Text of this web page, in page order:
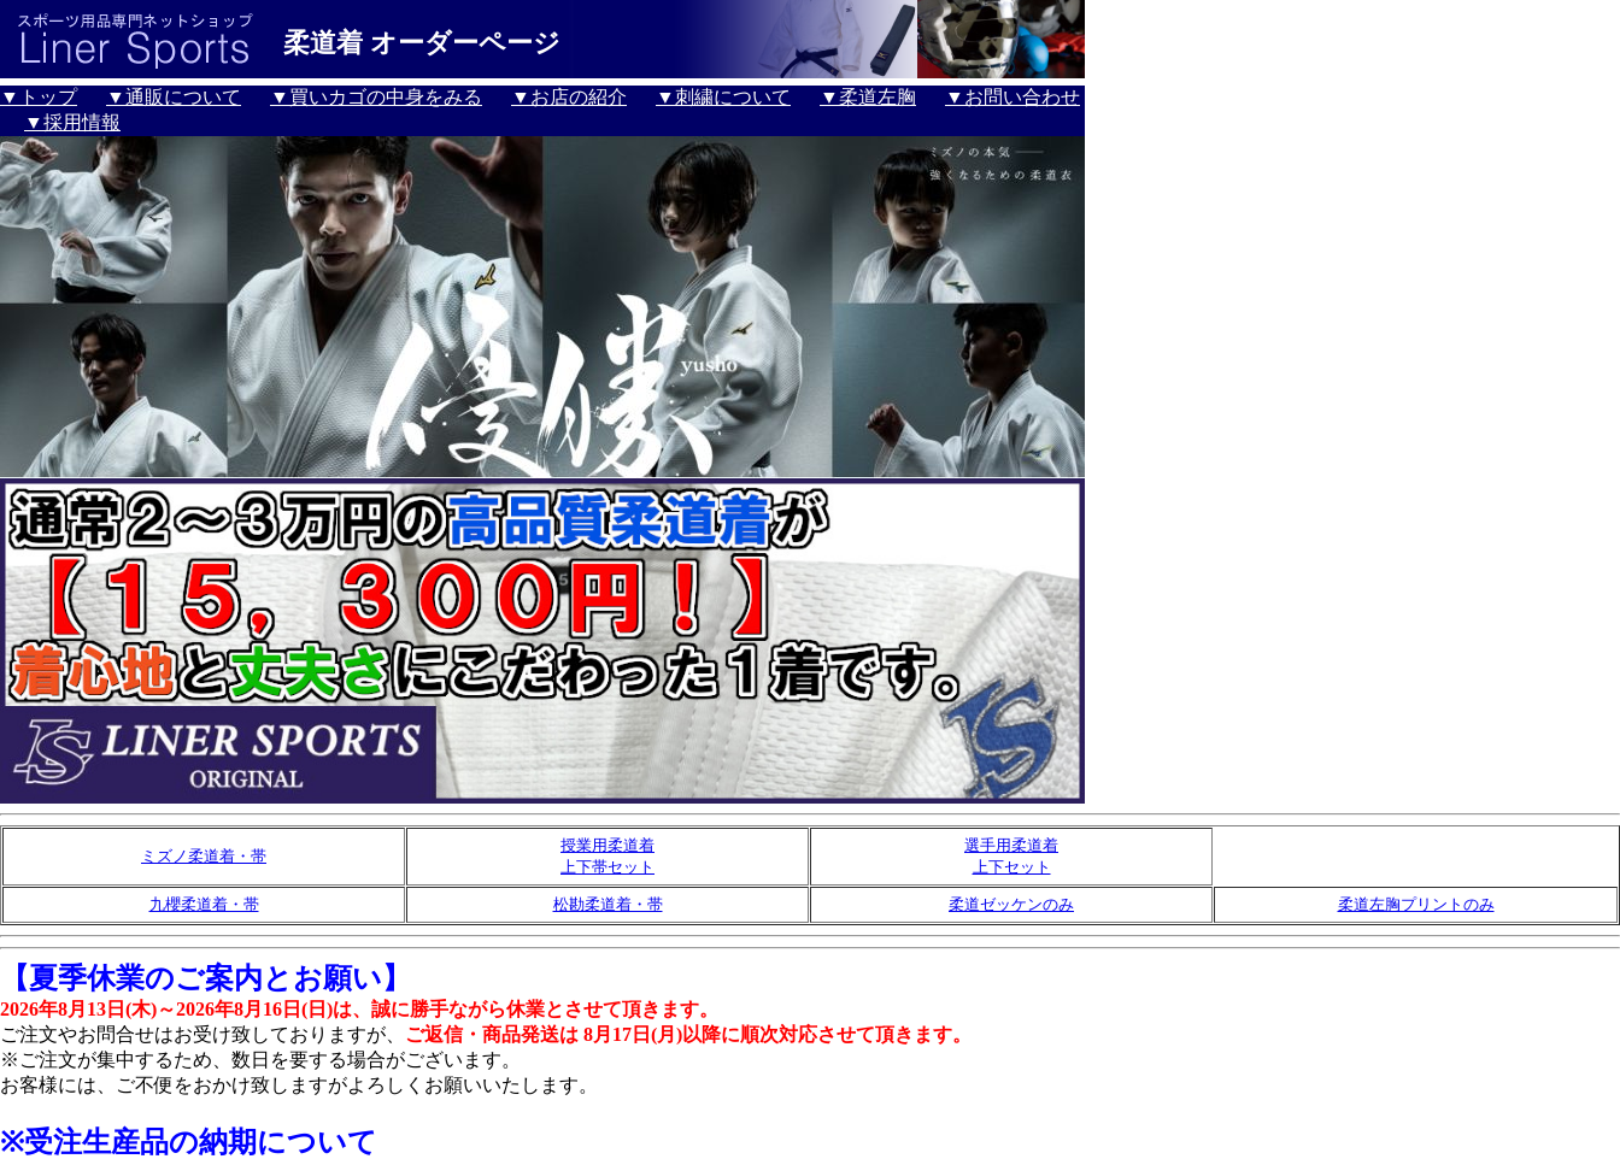
柔道着 オーダーページ
▼トップ ▼通販について ▼買いカゴの中身をみる ▼お店の紹介 ▼刺繍について ▼柔道左胸
▼お問い合わせ
▼採用情報
ミズノ柔道着・帯
授業用柔道着
上下帯セット
選手用柔道着
上下セット
九櫻柔道着・帯 松勘柔道着・帯 柔道ゼッケンのみ 柔道左胸プリントのみ
【夏季休業のご案内とお願い】
2026年8月13日(木)～2026年8月16日(日)は、誠に勝手ながら休業とさせて頂きます。
ご注文やお問合せはお受け致しておりますが、 ご返信・商品発送は 8月17日(月)以降に順次対応させて頂きます。
※ご注文が集中するため、数日を要する場合がございます。
お客様には、ご不便をおかけ致しますがよろしくお願いいたします。
※受注生産品の納期について